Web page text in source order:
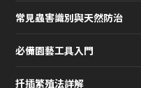
常見蟲害識別與天然防治
必備園藝工具入門
扦插繁殖法詳解